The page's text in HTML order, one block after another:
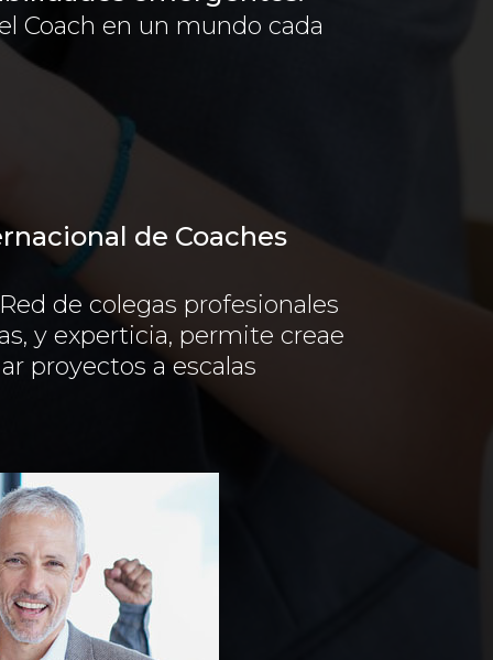
Coach en un mundo cada
de Coaches
de colegas profesionales
y experticia, permite creae
proyectos a escalas